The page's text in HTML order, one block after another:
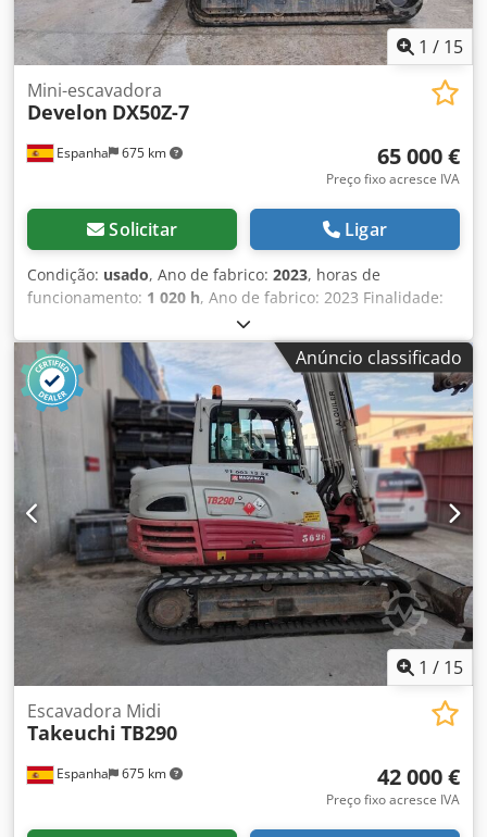
1 / 15
Espanha 675 km
Mini-escavadora
Develon DX50Z-7
65 000 €
Preço fixo acresce IVA
Solicitar Ligar
Condição: usado, Ano de fabrico: 2023, horas de
funcionamento: 1 020 h, Ano de fabrico: 2023 Finalidade:
Construção Peso vazio: 5.000 kg Dkjdpfxoy Nwz Ro Aaisr
Dimensões (C x L x A): 530 x 196 x 255 cm
Anúncio classificado
1 / 15
Espanha 675 km
Escavadora Midi
Takeuchi TB290
42 000 €
Preço fixo acresce IVA